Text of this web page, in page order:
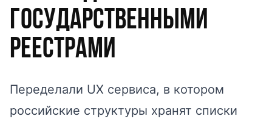
государственными
реестрами
Переделали UX сервиса, в котором
российские структуры хранят списки